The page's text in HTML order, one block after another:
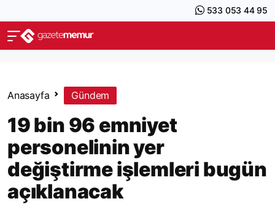
533 053 44 95
Anasayfa Gündem
19 bin 96 emniyet
personelinin yer
değiştirme işlemleri bugün
açıklanacak